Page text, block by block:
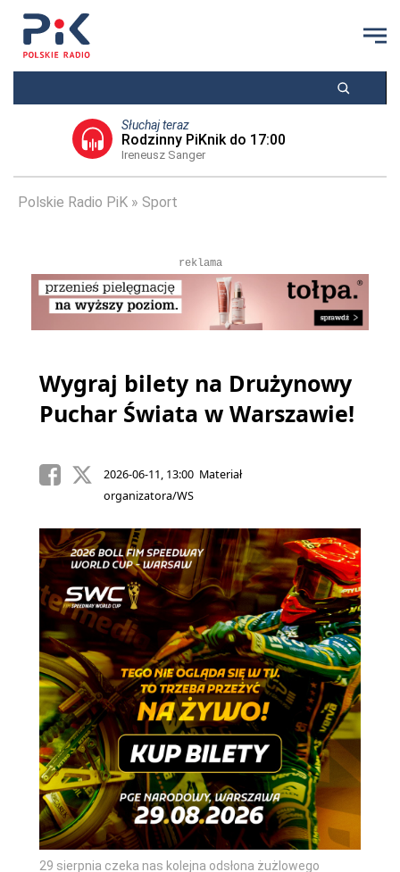
Słuchaj teraz
Rodzinny PiKnik do 17:00
Ireneusz Sanger
Polskie Radio PiK Sport
reklama
Wygraj bilety na Drużynowy
Puchar Świata w Warszawie!
2026-06-11, 13:00 Materiał
organizatora/WS
29 sierpnia czeka nas kolejna odsłona żużlowego